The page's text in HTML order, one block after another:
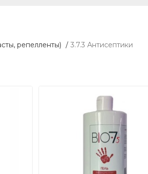
репелленты) / 3.7.3 Антисептики